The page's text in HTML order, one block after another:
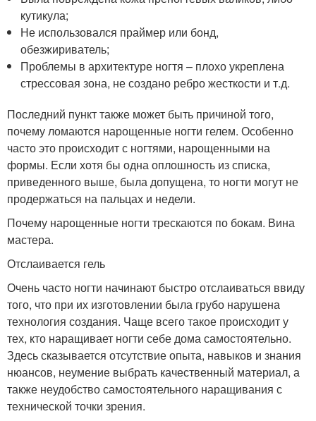
кутикула;
Не использовался праймер или бонд,
обезжириватель;
Проблемы в архитектуре ногтя – плохо укреплена
стрессовая зона, не создано ребро жесткости и т.д.
Последний пункт также может быть причиной того,
почему ломаются нарощенные ногти гелем. Особенно
часто это происходит с ногтями, нарощенными на
формы. Если хотя бы одна оплошность из списка,
приведенного выше, была допущена, то ногти могут не
продержаться на пальцах и недели.
Почему нарощенные ногти трескаются по бокам. Вина
мастера.
Отслаивается гель
Очень часто ногти начинают быстро отслаиваться ввиду
того, что при их изготовлении была грубо нарушена
технология создания. Чаще всего такое происходит у
тех, кто наращивает ногти себе дома самостоятельно.
Здесь сказывается отсутствие опыта, навыков и знания
нюансов, неумение выбрать качественный материал, а
также неудобство самостоятельного наращивания с
технической точки зрения.